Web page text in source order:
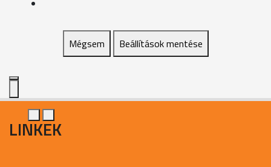
Mégsem Beállítások mentése
LINKEK